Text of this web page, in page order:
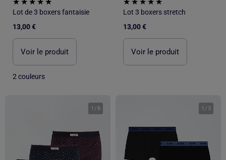
Lot de 3 boxers fantaisie
13,00 €
Voir le produit
2 couleurs
Lot 3 boxers stretch
13,00 €
Voir le produit
1 / 8 1 / 3